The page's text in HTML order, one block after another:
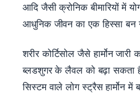
आदि जैसी क्रोनिक बीमारियों में
आधुनिक जीवन का एक हिस्सा बन
शरीर कोर्टिसोल जैसे हार्मोन
ब्लडशुगर के लैवल को बढ़ा सकता
सिस्टम वाले लोग स्ट्रैस हार्मोन